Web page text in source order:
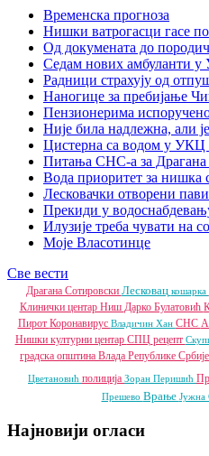
Временска прогноза
Нишки ватрогасци гасе
Од докумената до
Седам нових амбуланти
Радници страхују од
Наногице за пребијање
Пензионерима
Није била надлежна, али
Цистерна са водом у
Питања СНС-а за
Вода приоритет за нишка
Лесковачки отворени
Прекиди у
Илузије треба чувати на
Моје Власотинце
Све вести
Драгана Сотировски Лесковац кошарка
Клинички центар Ниш Дарко Булатовић
Пирот Коронавирус Владичин Хан СНС
Нишки културни центар СПЦ рецепт
градска општина Влада Републике Србије
Цветановић полиција Зоран Перишић
Прешево Врање Јужна
Најновији огласи